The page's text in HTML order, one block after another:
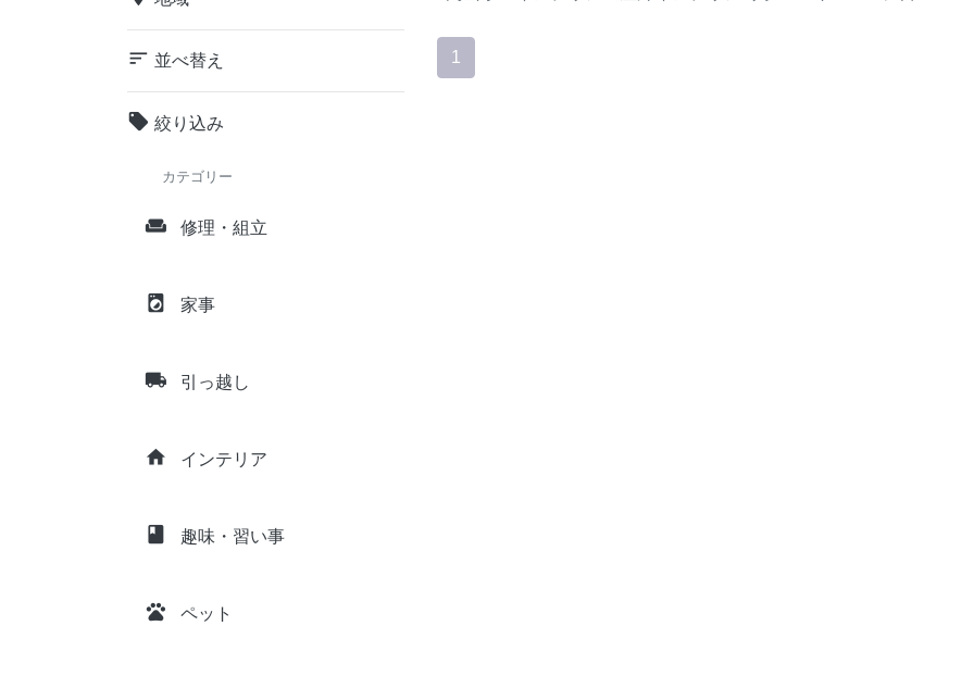
sort 並べ替え
local_offer 絞り込み
カテゴリー
weekend 修理・組立
local_laundry_service 家事
local_shipping 引っ越し
home インテリア
class 趣味・習い事
pets ペット
1